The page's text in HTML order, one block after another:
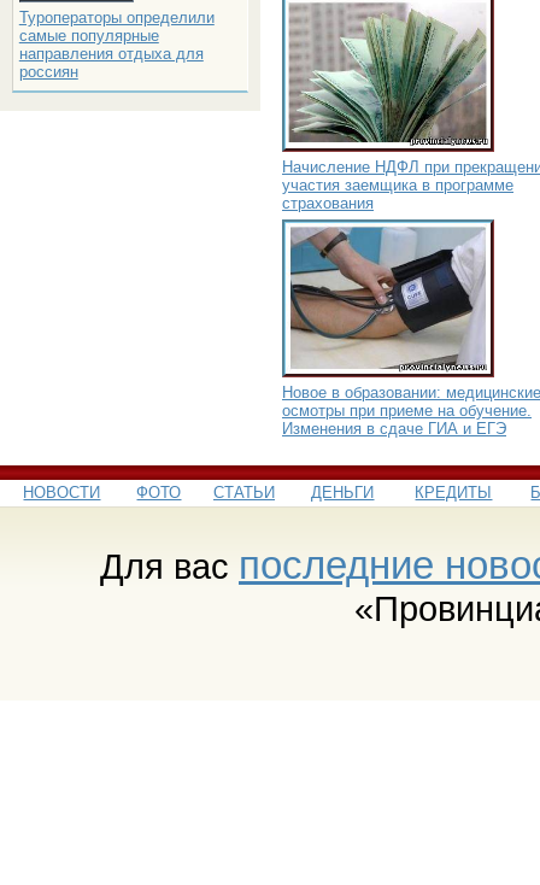
Туроператоры определили
самые популярные
направления отдыха для
россиян
Начисление НДФЛ при
участия заемщика в программе
страхования
Новое в образовании: медицинские
осмотры при приеме на обучение.
Изменения в сдаче ГИА и ЕГЭ
НОВОСТИ ФОТО СТАТЬИ ДЕНЬГИ КРЕДИТЫ
Для вас последние